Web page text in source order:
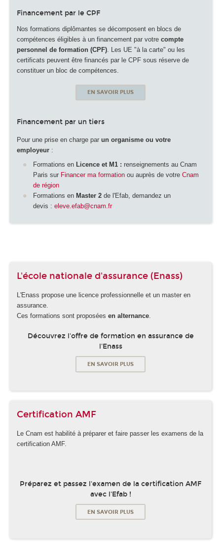
Financement par le CPF
Nos formations diplômantes se décomposent en blocs de
compétences éligibles à un financement par votre compte
personnel de formation (CPF). Les UE "à la carte" ou les
certificats peuvent être financés par le CPF sous réserve de
constituer un bloc de compétences.
EN SAVOIR PLUS
Financement par un tiers
Pour une prise en charge par un organisme ou votre
employeur :
Formations en Licence et M1 : renseignements au Cnam
Paris sur Financer ma formationou auprès de votre Cnam
de région
Formations en Master 2de l'Efab, demandez un
devis : eleve.efab@cnam.fr
L'école nationale d'assurance (Enass)
L'Enass propose une licence professionnelle et un master en
assurance.
Ces formations sont proposées en alternance.
Découvrez l'offre de formation en assurance de
l'Enass
EN SAVOIR PLUS
Certification AMF
Le Cnam est habilité à préparer et faire passer les examens de la
certification AMF.
Préparez et passez l'examen de la certification AMF
avec l'Efab !
EN SAVOIR PLUS